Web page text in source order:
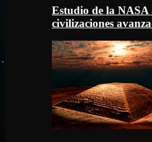
Estudio de la NASA
civilizaciones